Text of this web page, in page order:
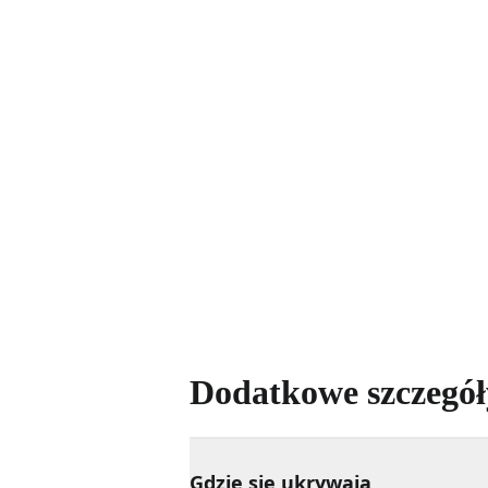
Dodatkowe
Gdzie się ukrywają